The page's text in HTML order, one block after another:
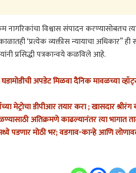
नागरिकांचा विश्वास संपादन करण्यासोबतच
‘प्रत्येक व्यक्तीस न्यायाचा अधिकार” ही
प्रसिद्धी पत्रकान्वये कळविले आहे.
अपडेट मिळवा दैनिक मावळच्या
मेट्रोचा डीपीआर तयार करा ; खासदार
अतिक्रमणे काढल्यानंतर त्या भागात
पडणार मोठी भर; वडगाव-कान्हे आणि